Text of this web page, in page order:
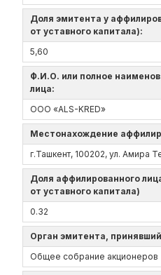
Доля эмитента у
от уставного капитала):
5,60
Ф.И.О. или полное
лица:
ООО «ALS-KRED»
Местонахождение
г.Ташкент, 100202, ул. Амира
Доля аффилированного
от уставного капитала)
0.32
Орган эмитента,
Общее собрание акционеров